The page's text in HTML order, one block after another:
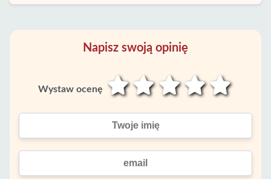
Napisz swoją opinię
Wystaw ocenę